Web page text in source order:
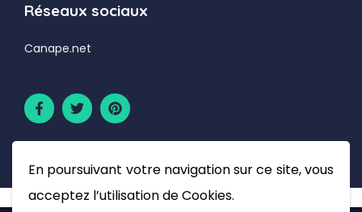
En poursuivant votre navigation sur ce site, vous
acceptez l’utilisation de Cookies.
Réseaux sociaux
Canape.net